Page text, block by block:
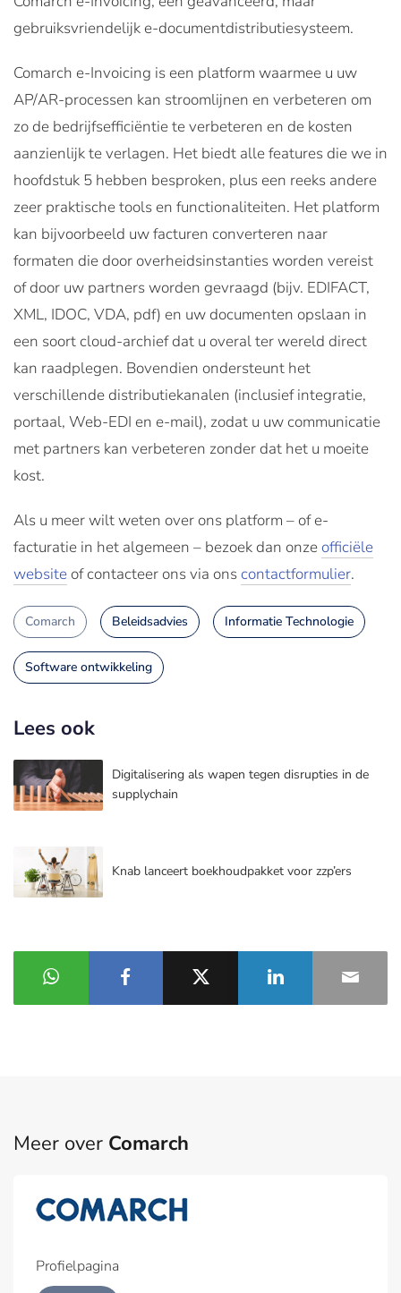
gebruiksvriendelijk e-documentdistributiesysteem.
Comarch e-Invoicing is een platform waarmee u uw
AP/AR-processen kan stroomlijnen en verbeteren om
zo de bedrijfsefficiëntie te verbeteren en de kosten
aanzienlijk te verlagen. Het biedt alle features die we in
hoofdstuk 5 hebben besproken, plus een reeks andere
zeer praktische tools en functionaliteiten. Het platform
kan bijvoorbeeld uw facturen converteren naar
formaten die door overheidsinstanties worden vereist
of door uw partners worden gevraagd (bijv. EDIFACT,
XML, IDOC, VDA, pdf) en uw documenten opslaan in
een soort cloud-archief dat u overal ter wereld direct
kan raadplegen. Bovendien ondersteunt het
verschillende distributiekanalen (inclusief integratie,
portaal, Web-EDI en e-mail), zodat u uw communicatie
met partners kan verbeteren zonder dat het u moeite
kost.
Als u meer wilt weten over ons platform – of e-
facturatie in het algemeen – bezoek dan onzeofficiële
website of contacteer ons via onscontactformulier.
Comarch Beleidsadvies Informatie Technologie
Software ontwikkeling
Lees ook
Digitalisering als wapen tegen disrupties in de
supplychain
Knab lanceert boekhoudpakket voor zzp’ers
Meer over Comarch
Profielpagina